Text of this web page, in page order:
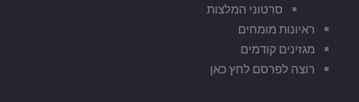
סרטוני המלצות
ראיונות מומחים
מגזינים קודמים
רוצה לפרסם לחץ כאן